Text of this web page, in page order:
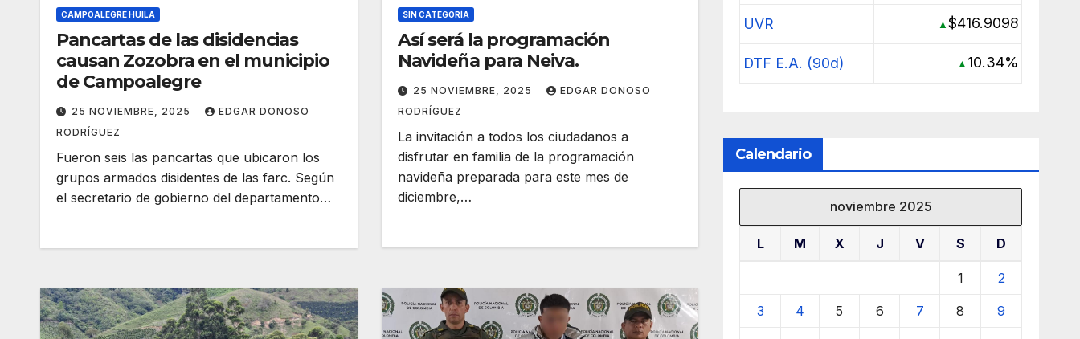
CAMPOALEGRE HUILA
Pancartas de las disidencias
causan Zozobra en el municipio
de Campoalegre
25 NOVIEMBRE, 2025
EDGAR DONOSO
RODRÍGUEZ
Fueron seis las pancartas que ubicaron los
grupos armados disidentes de las farc. Según
el secretario de gobierno del departamento…
SIN CATEGORÍA
Así será la programación
Navideña para Neiva.
25 NOVIEMBRE, 2025
EDGAR DONOSO
RODRÍGUEZ
La invitación a todos los ciudadanos a
disfrutar en familia de la programación
navideña preparada para este mes de
diciembre,…
UVR ▲$416.9098
DTF E.A. (90d) ▲ 10.34%
Calendario
noviembre 2025
L M X J V S D
1 2
3 4 5 6 7 8 9